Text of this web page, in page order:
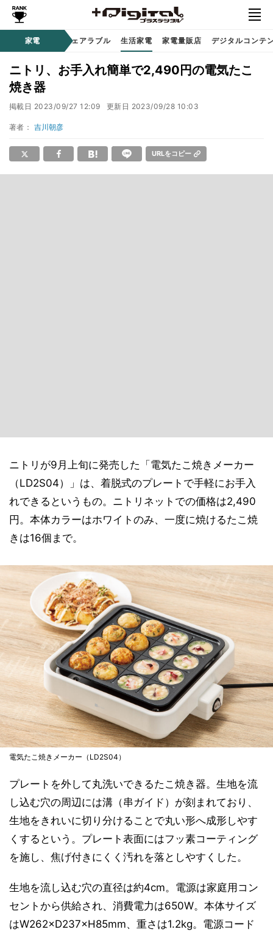
家電
ディオ 時計 / ウェアラブル 生活家電 家電量販店 デジタルコンテ
ニトリ、お手入れ簡単で2,490円の電気たこ
焼き器
掲載日 2023/09/27 12:09 更新日 2023/09/28 10:03
著者： 吉川朝彦
URLをコピー
ニトリが9月上旬に発売した「電気たこ焼きメーカー
（LD2S04）」は、着脱式のプレートで手軽にお手入
れできるというもの。ニトリネットでの価格は2,490
円。本体カラーはホワイトのみ、一度に焼けるたこ焼
きは16個まで。
電気たこ焼きメーカー（LD2S04）
プレートを外して丸洗いできるたこ焼き器。生地を流
し込む穴の周辺には溝（串ガイド）が刻まれており、
生地をきれいに切り分けることで丸い形へ成形しやす
くするという。プレート表面にはフッ素コーティング
を施し、焦げ付きにくく汚れを落としやすくした。
生地を流し込む穴の直径は約4cm。電源は家庭用コン
セントから供給され、消費電力は650W。本体サイズ
はW262×D237×H85mm、重さは1.2kg。電源コード